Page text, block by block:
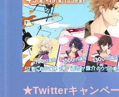
★Twitterキャンペ